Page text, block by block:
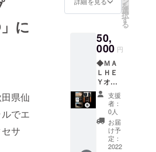
に
県仙
でエ
サ
望のお
名前を
い。画
像はイ
メージ
です。
※店内壁
面への
お名前
の掲載
につき
まして
は、店
舗を営
業する
限り継
続して
掲載さ
レット
を、ご
様のご
希望に
合わせ
て製作
させて
いただ
きま
す。制
作の流
れにつ
ＨＥＹ
レス
レット
「ＭＡ
ＬＨＥ
Ｙ」 ※
オプ
ション
から、
お好き
なカ
ラーと
男性
用・女
を
選
択
す
る
50,
000 円
◆ＭＡ
ＬＨＥ
Ｙオー
ナーか
らのス
ペシャ
ルサン
クスレ
ター ※
画像は
支援
者：
0人
お届
け予
定：
2022